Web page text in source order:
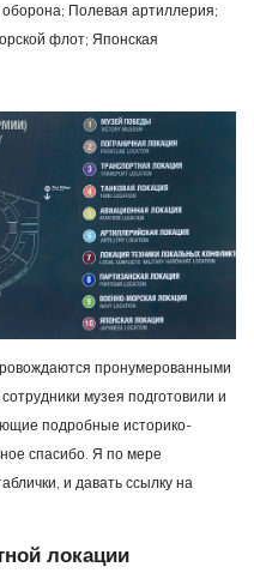
Полевая артиллерия;
флот; Японская
пронумерованными
музея подготовили и
подробные историко-
спасибо. Я по мере
и давать ссылку на
локации